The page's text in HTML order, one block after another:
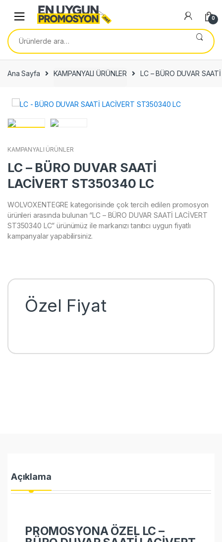
navigation
content
0
Ara:
Ana Sayfa KAMPANYALI ÜRÜNLER LC – BÜRO DUVAR
KAMPANYALI ÜRÜNLER
LC – BÜRO DUVAR SAATİ
LACİVERT ST350340 LC
WOLVOXENTEGRE kategorisinde çok tercih edilen promosyon
ürünleri arasında bulunan “LC – BÜRO DUVAR SAATİ LACİVERT
ST350340 LC” ürünümüz ile markanızı tanıtıcı uygun fiyatlı
kampanyalar yapabilirsiniz.
Özel Fiyat
Açıklama
PROMOSYONA ÖZEL LC –